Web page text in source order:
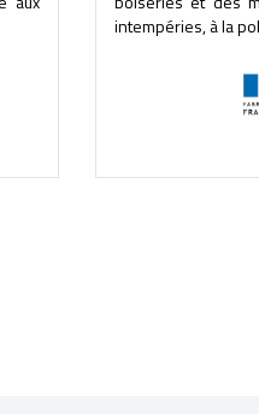
intempéries, à la